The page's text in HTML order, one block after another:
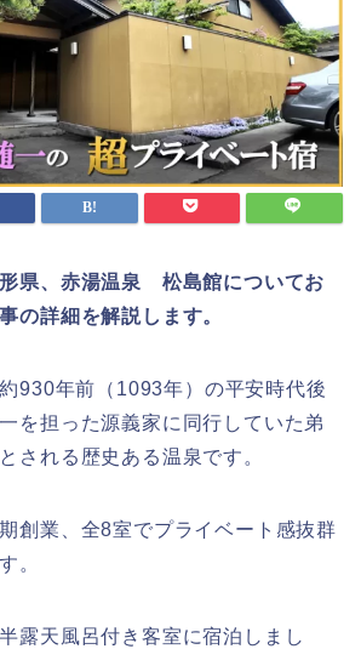
県、赤湯温泉 松島館についてお
の詳細を解説します。
930年前（1093年）の平安時代後
を担った源義家に同行していた弟
される歴史ある温泉です。
創業、全8室でプライベート感抜群
。
露天風呂付き客室に宿泊しまし